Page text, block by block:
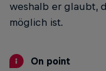
weshalb er glaubt,
möglich ist.
On point